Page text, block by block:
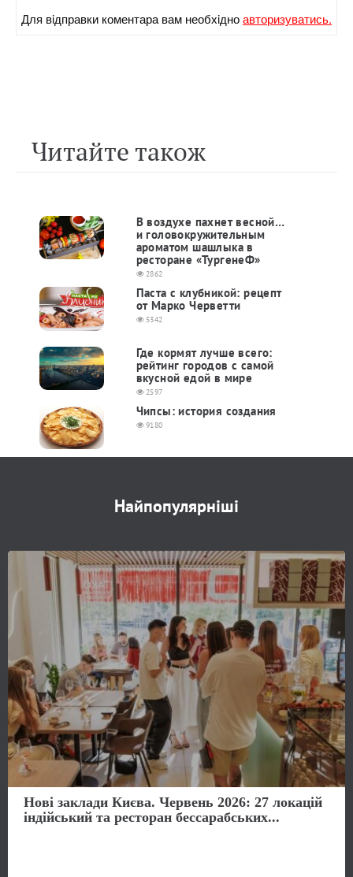
Для вiдправки коментара вам необхiдноавторизуватись.
Читайте також
В воздухе пахнет весной…
и головокружительным
ароматом шашлыка в
ресторане «ТургенеФ»
2862
Паста с клубникой: рецепт
от Марко Черветти
5342
Где кормят лучше всего:
рейтинг городов с самой
вкусной едой в мире
2597
Чипсы: история создания
9180
Найпопулярніші
Нові заклади Києва. Червень 2026: 27 локацій
індійський та ресторан бессарабських...